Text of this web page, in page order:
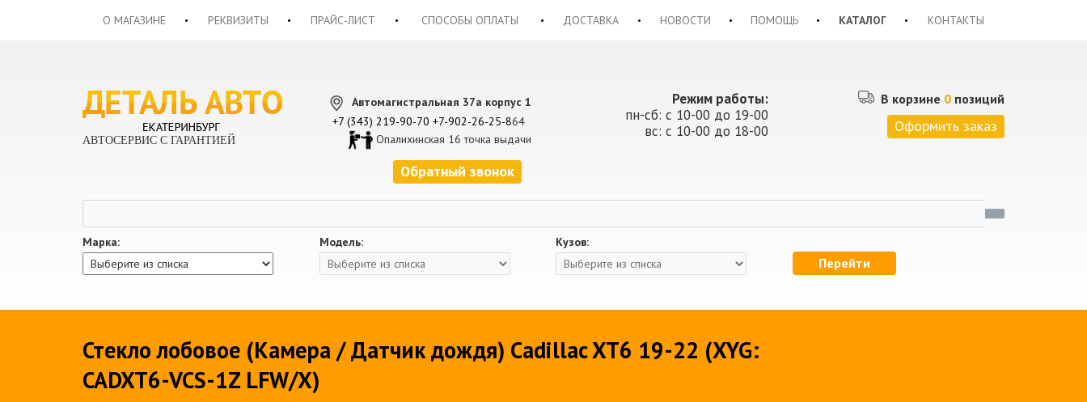
О МАГАЗИНЕ РЕКВИЗИТЫ ПРАЙС-ЛИСТ СПОСОБЫ ОПЛАТЫ ДОСТАВКА НОВОСТИ ПОМОЩЬ КАТАЛОГ КОНТАКТЫ
АВТОСЕРВИС С ГАРАНТИЕЙ
Автомагистральная 37а корпус 1
+7 (343) 219-90-70 +7-902-26-25-864
Опалихинская 16 точка выдачи
Обратный звонок
Режим работы:
пн-сб: с 10-00 до 19-00
вс: с 10-00 до 18-00
В корзине 0 позиций
Оформить заказ
Марка: Модель: Кузов:
Перейти
Стекло лобовое (Камера / Датчик дождя) Cadillac XT6 19-22 (XYG:
CADXT6-VCS-1Z LFW/X)